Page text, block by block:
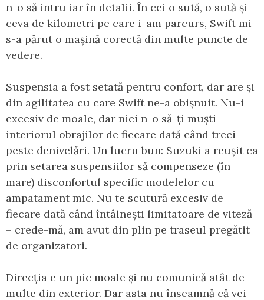
n-o să intru iar în detalii. În cei o sută, o sută și
ceva de kilometri pe care i-am parcurs, Swift mi
s-a părut o mașină corectă din multe puncte de
vedere.
Suspensia a fost setată pentru confort, dar are și
din agilitatea cu care Swift ne-a obișnuit. Nu-i
excesiv de moale, dar nici n-o să-ți muști
interiorul obrajilor de fiecare dată când treci
peste denivelări. Un lucru bun: Suzuki a reușit ca
prin setarea suspensiilor să compenseze (în
mare) disconfortul specific modelelor cu
ampatament mic. Nu te scutură excesiv de
fiecare dată când întâlnești limitatoare de viteză
– crede-mă, am avut din plin pe traseul pregătit
de organizatori.
Direcția e un pic moale și nu comunică atât de
multe din exterior. Dar asta nu înseamnă că vei